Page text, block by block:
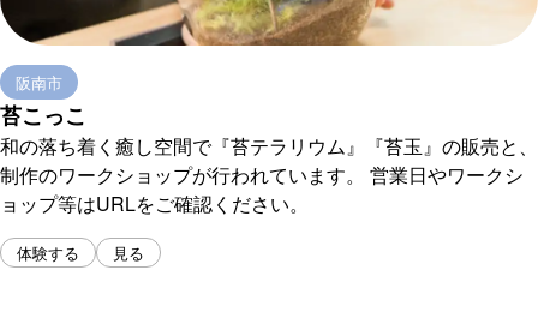
阪南市
苔こっこ
和の落ち着く癒し空間で『苔テラリウム』『苔玉』の販売と、
制作のワークショップが行われています。 営業日やワークシ
ョップ等はURLをご確認ください。
体験する 見る